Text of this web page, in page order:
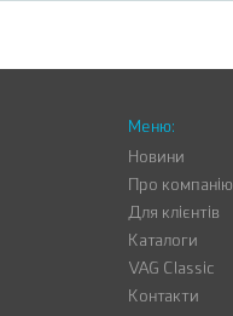
Меню:
Новини
Про компанію
Для клієнтів
Каталоги
VAG Classic
Контакти